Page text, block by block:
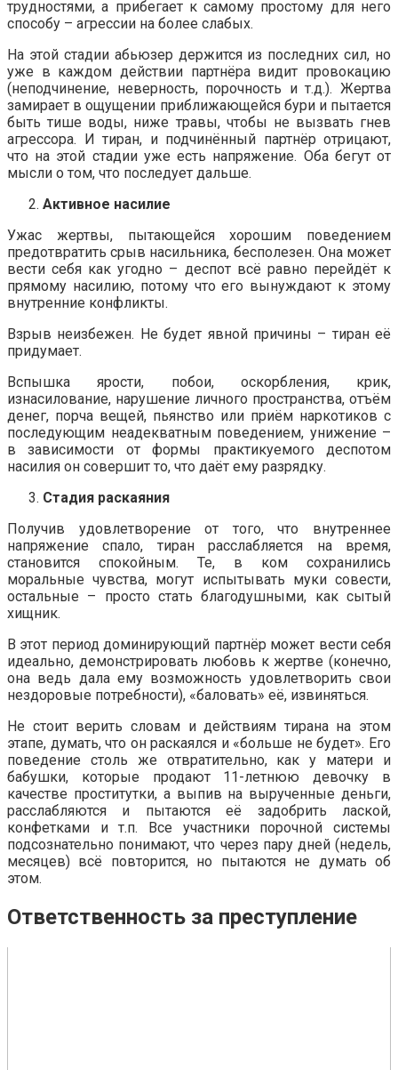
трудностями, а прибегает к самому простому для него
способу – агрессии на более слабых.
На этой стадии абьюзер держится из последних сил, но
уже в каждом действии партнёра видит провокацию
(неподчинение, неверность, порочность и т.д.). Жертва
замирает в ощущении приближающейся бури и пытается
быть тише воды, ниже травы, чтобы не вызвать гнев
агрессора. И тиран, и подчинённый партнёр отрицают,
что на этой стадии уже есть напряжение. Оба бегут от
мысли о том, что последует дальше.
Активное насилие
Ужас жертвы, пытающейся хорошим поведением
предотвратить срыв насильника, бесполезен. Она может
вести себя как угодно – деспот всё равно перейдёт к
прямому насилию, потому что его вынуждают к этому
внутренние конфликты.
Взрыв неизбежен. Не будет явной причины – тиран её
придумает.
Вспышка ярости, побои, оскорбления, крик,
изнасилование, нарушение личного пространства, отъём
денег, порча вещей, пьянство или приём наркотиков с
последующим неадекватным поведением, унижение –
в зависимости от формы практикуемого деспотом
насилия он совершит то, что даёт ему разрядку.
Стадия раскаяния
Получив удовлетворение от того, что внутреннее
напряжение спало, тиран расслабляется на время,
становится спокойным. Те, в ком сохранились
моральные чувства, могут испытывать муки совести,
остальные – просто стать благодушными, как сытый
хищник.
В этот период доминирующий партнёр может вести себя
идеально, демонстрировать любовь к жертве (конечно,
она ведь дала ему возможность удовлетворить свои
нездоровые потребности), «баловать» её, извиняться.
Не стоит верить словам и действиям тирана на этом
этапе, думать, что он раскаялся и «больше не будет». Его
поведение столь же отвратительно, как у матери и
бабушки, которые продают 11-летнюю девочку в
качестве проститутки, а выпив на вырученные деньги,
расслабляются и пытаются её задобрить лаской,
конфетками и т.п. Все участники порочной системы
подсознательно понимают, что через пару дней (недель,
месяцев) всё повторится, но пытаются не думать об
этом.
Ответственность за преступление